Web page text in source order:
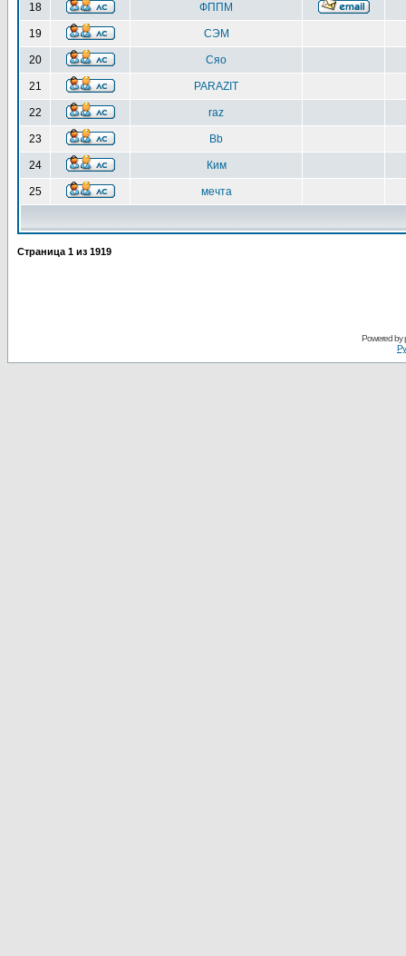
18 ФППМ
19 СЭМ
20 Сяо
21 PARAZIT
22 raz
23 Bb
24 Ким
25 мечта
Страница 1 из 1919
Powered by